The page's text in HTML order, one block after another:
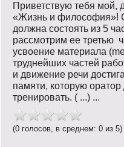
Приветствую тебя мой,
«Жизнь и философия»!
должна состоять из 5
рассмотрим ее третью
усвоение материала
труднейших частей
и движение речи
памяти, которую
тренировать. ( ...) ...
(0 голосов, в среднем: 0 из 5)